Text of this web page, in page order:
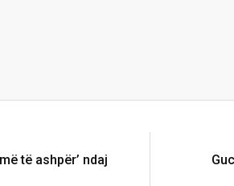
të ashpër’ ndaj